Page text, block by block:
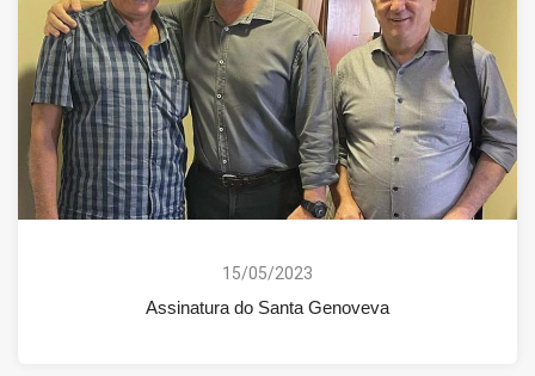
15/05/2023
Assinatura do Santa Genoveva